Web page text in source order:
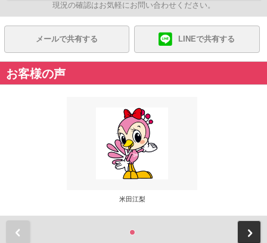
現況の確認はお気軽にお問い合わせください。
メールで共有する LINEで共有する
お客様の声
米田江梨